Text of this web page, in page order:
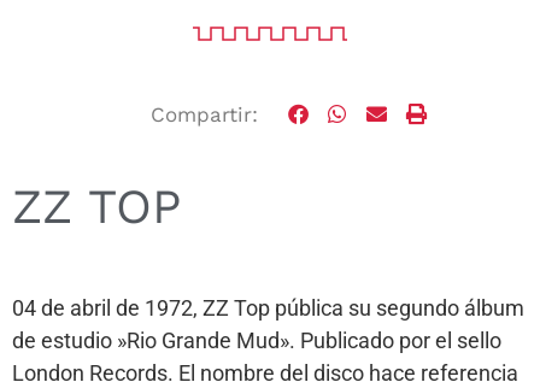
Compartir:
ZZ TOP
04 de abril de 1972, ZZ Top pública su segundo álbum
de estudio »Rio Grande Mud». Publicado por el sello
London Records. El nombre del disco hace referencia